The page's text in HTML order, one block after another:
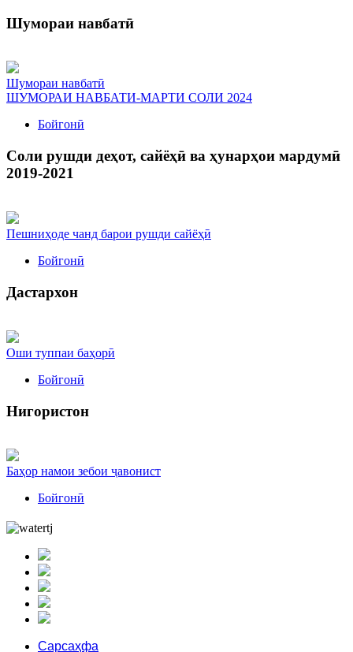
Шумораи навбатӣ
Шумораи навбатӣ
ШУМОРАИ НАВБАТИ-МАРТИ СОЛИ 2024
Бойгонӣ
Соли рушди деҳот, сайёҳӣ ва ҳунарҳои мардумӣ
2019-2021
Пешниҳоде чанд барои рушди сайёҳӣ
Бойгонӣ
Дастархон
Оши туппаи баҳорӣ
Бойгонӣ
Нигористон
Баҳор намои зебои ҷавонист
Бойгонӣ
Сарсаҳфа